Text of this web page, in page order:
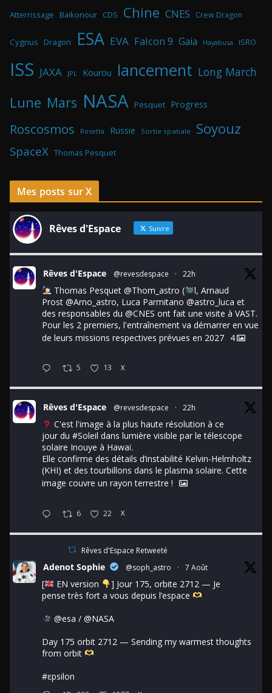
Atterrissage Baikonour CDS Chine CNES Crew Dragon
Cygnus Dragon ESA EVA Falcon 9 Gaia Hayabusa ISRO
ISS JAXA JPL Kourou lancement Long March
Lune Mars NASA Pesquet Progress
Roscosmos Rosetta Russie Sortie spatiale Soyouz
SpaceX Thomas Pesquet
Mes posts sur X
Rêves d'Espace Suivre
Rêves d'Espace @revesdespace · 22h
Thomas Pesquet @Thom_astro (
l, Arnaud
Prost @Arno_astro, Luca Parmitano @astro_luca et
des responsables du @CNES ont fait une visite à VAST.
Pour les 2 premiers, l'entraînement va démarrer en vue
de leurs missions respectives prévues en 2027 4
5 13 X
Rêves d'Espace @revesdespace · 22h
C'est l'image à la plus haute résolution à ce
jour du #Soleil dans lumière visible par le télescope
solaire Inouye à Hawaï.
Elle confirme des détails d’instabilité Kelvin-Helmholtz
(KHI) et des tourbillons dans le plasma solaire. Cette
image couvre un rayon terrestre !
6 22 X
Rêves d'Espace Retweeté
Adenot Sophie @soph_astro · 7 Août
[ EN version
] Jour 175, orbite 2712 — Je
pense très fort a vous depuis l’espace
@esa / @NASA
Day 175 orbit 2712 — Sending my warmest thoughts
from orbit
#εpsilon